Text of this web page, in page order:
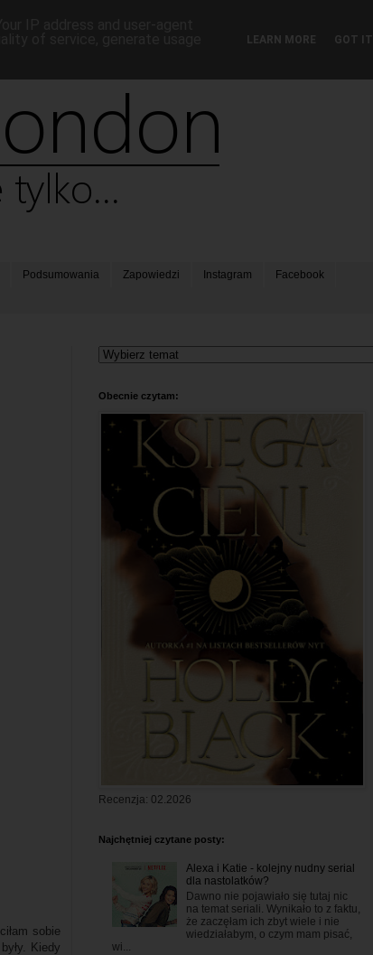
Podsumowania Zapowiedzi Instagram Facebook
sobie
Kiedy
Obecnie czytam:
Recenzja: 02.2026
Najchętniej czytane posty:
Alexa i Katie - kolejny nudny serial
dla nastolatków?
Dawno nie pojawiało się tutaj nic
na temat seriali. Wynikało to z faktu,
że zaczęłam ich zbyt wiele i nie
wiedziałabym, o czym mam pisać,
wi...
LEARN MORE GOT IT